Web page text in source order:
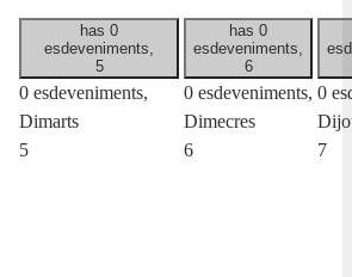
has 0
esdeveniments,
5
0 esdeveniments,
Dimarts
5
has 0
esdeveniments,
6
0 esdeveniments,
Dimecres
6
0
7